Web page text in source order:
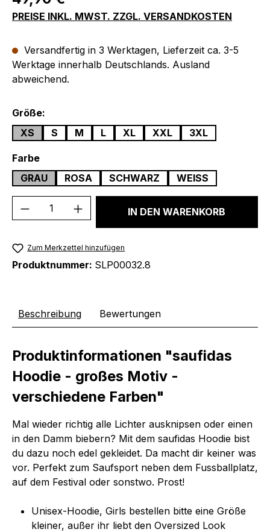
PREISE INKL. MWST. ZZGL. VERSANDKOSTEN
Versandfertig in 3 Werktagen, Lieferzeit ca. 3-5
Werktage innerhalb Deutschlands. Ausland
abweichend.
Größe:
XS
S M L XL XXL 3XL
Farbeauswählen
GRAU
ROSA SCHWARZ WEISS
Produkt Anzahl: Gib denIN DEN WARENKORB
Zum Merkzettel hinzufügen
Produktnummer: SLP00032.8
Beschreibung Bewertungen
Produktinformationen "saufidas
Hoodie - großes Motiv -
verschiedene Farben"
Mal wieder richtig alle Lichter ausknipsen oder einen
in den Damm biebern? Mit dem saufidas Hoodie bist
du dazu noch edel gekleidet. Da macht dir keiner was
vor. Perfekt zum Saufsport neben dem Fussballplatz,
auf dem Festival oder sonstwo. Prost!
Unisex-Hoodie, Girls bestellen bitte eine Größe
kleiner, außer ihr liebt den Oversized Look